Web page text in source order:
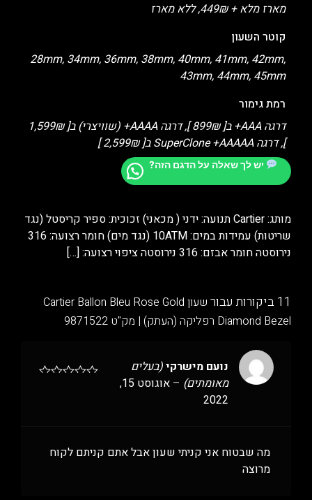
מארז מלא + 449₪, ללא מארז
קוטר השעון
28mm, 34mm, 36mm, 38mm, 40mm, 41mm, 42mm,
43mm, 44mm, 45mm
רמת גימור
דרגה AAA+ ב[ 899₪ ], דרגה AAAA+ (שוויצרי) ב[ 1,599₪
], דרגה SuperClone +AAAAA ב[ 2,599₪ ]
יש לך שאלה על הדגם הזה?
מותג: Cartier תנועה: ידני ( מכאני) זכוכית: ספיר קריסטל (נגד
שריטות) עמידות במים: 10ATM (נגד מים) חומר רצועה: 316
נירוסטה חומר אבזם: 316 נירוסטה ציפוי רצועה:
[…]
11 ביקורות עבור
שעון Cartier Ballon Bleu Rose Gold
Diamond Bezel רפליקה (העתק) | מק"ט 9871522
נועם מישרקי(בעלים
מאומתים) –
אוגוסט 15,
2022
מה שבטוח אני קניתי שעון אבל אתם קניתם לקוח
מרוצה